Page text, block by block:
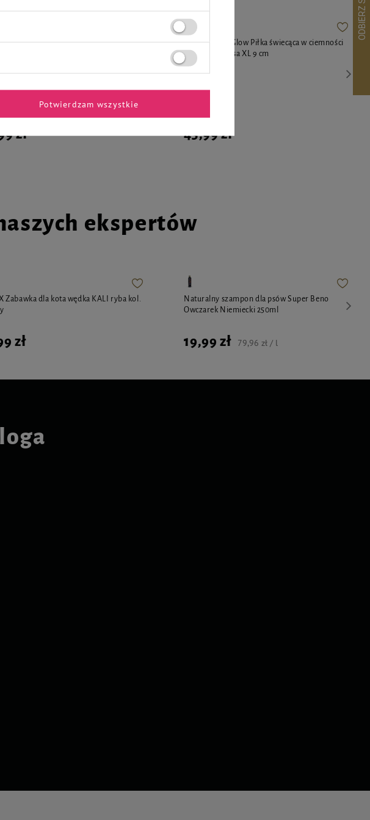
zł
Chuckit! Max Glow Piłka świecąca w ciemności
zabawka dla psa XL 9 cm
45,99 zł
ekspertów
Zabawka dla kota wędka KALI ryba kol.
zł
Naturalny szampon dla psów Super Beno
Owczarek Niemiecki 250ml
19,99 zł 79,96 zł / l
Potwierdzam wszystkie